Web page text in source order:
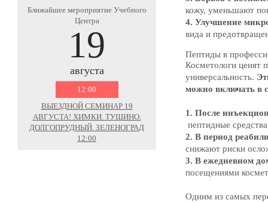
Ближайшее мероприятие Учебного
Центра
19
августа
12:00
ВЫЕЗДНОЙ СЕМИНАР 19
АВГУСТА! ХИМКИ. ТУШИНО.
ДОЛГОПРУДНЫЙ. ЗЕЛЕНОГРАД
12:00
кожу, уменьшают
4. Улучшение
вида и
Пептиды в
Косметологи ценят
универсальность.
можно включать в
1. После
пептидные
2. В период
снижают риски
3. В ежедневном
посещениями
Одним из самых